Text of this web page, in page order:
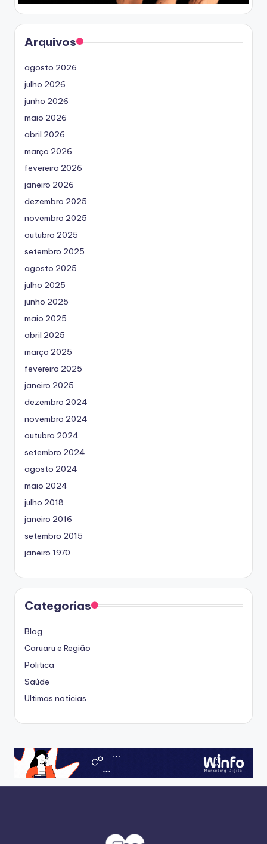
Arquivos
agosto 2026
julho 2026
junho 2026
maio 2026
abril 2026
março 2026
fevereiro 2026
janeiro 2026
dezembro 2025
novembro 2025
outubro 2025
setembro 2025
agosto 2025
julho 2025
junho 2025
maio 2025
abril 2025
março 2025
fevereiro 2025
janeiro 2025
dezembro 2024
novembro 2024
outubro 2024
setembro 2024
agosto 2024
maio 2024
julho 2018
janeiro 2016
setembro 2015
janeiro 1970
Categorias
Blog
Caruaru e Região
Politica
Saúde
Ultimas noticias